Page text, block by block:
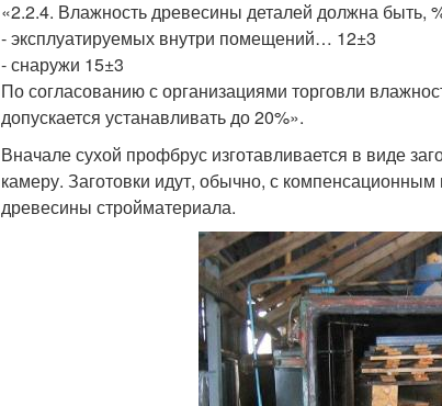
«2.2.4. Влажность древесины деталей должна быть,
- эксплуатируемых внутри помещений… 12±3
- снаружи 15±3
По согласованию с организациями торговли
допускается устанавливать до 20%».
Вначале сухой профбрус изготавливается в виде
камеру. Заготовки идут, обычно, с
древесины стройматериала.